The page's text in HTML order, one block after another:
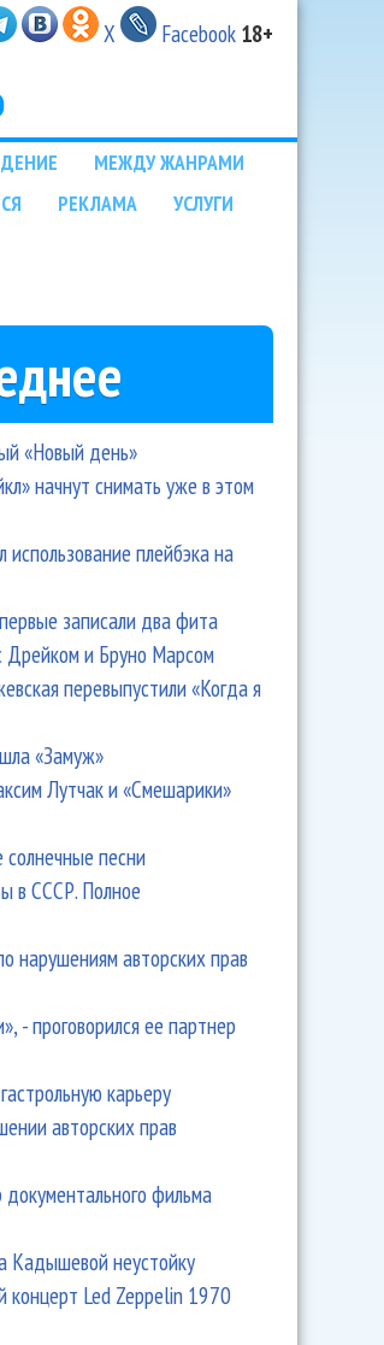
X Facebook 18+
МЕЖДУ ЖАНРАМИ
РЕКЛАМА
УСЛУГИ
«Новый день»
начнут снимать уже в этом
плейбэка на
записали два фита
Дрейком и Бруно Марсом
перевыпустили «Когда я
«Замуж»
Лутчак и «Смешарики»
песни
в СССР. Полное
нарушениям авторских прав
- проговорился ее партнер
карьеру
авторских прав
документального фильма
Кадышевой неустойку
концерт Led Zeppelin 1970